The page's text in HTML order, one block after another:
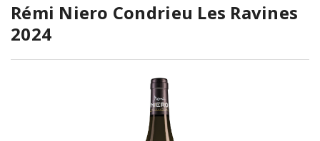
Rémi Niero Condrieu Les Ravines
2024